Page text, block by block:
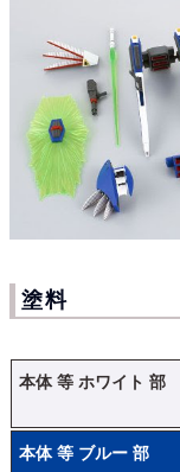
塗料
本体 等 ホワイト 部
本体 等 ブルー 部